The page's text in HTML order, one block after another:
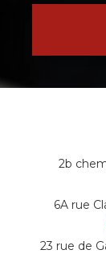
2b
6A rue
23 rue de